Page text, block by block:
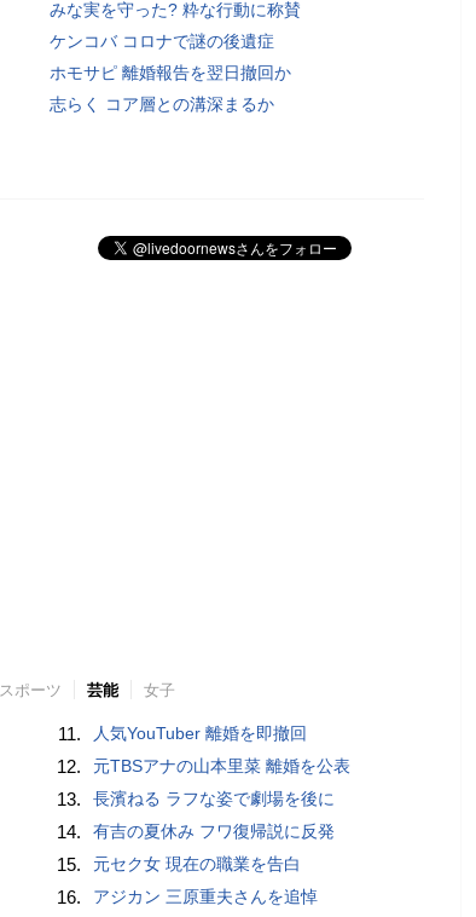
みな実を守った? 粋な行動に称賛
ケンコバ コロナで謎の後遺症
ホモサピ 離婚報告を翌日撤回か
志らく コア層との溝深まるか
スポーツ 芸能 女子
11. 人気YouTuber 離婚を即撤回
12. 元TBSアナの山本里菜 離婚を公表
13. 長濱ねる ラフな姿で劇場を後に
14. 有吉の夏休み フワ復帰説に反発
15. 元セク女 現在の職業を告白
16. アジカン 三原重夫さんを追悼